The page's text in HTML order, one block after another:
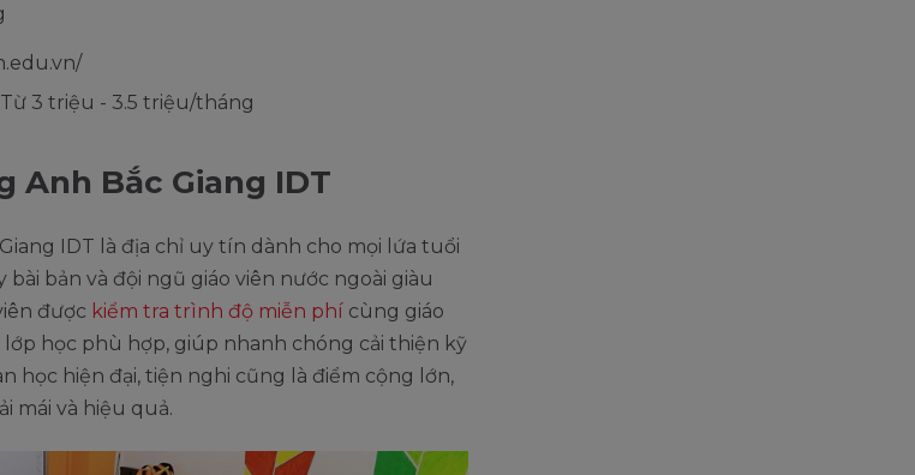
Từ 3 triệu - 3.5 triệu/tháng
Anh Bắc Giang IDT
IDT là địa chỉ uy tín dành cho mọi lứa tuổi
bản và đội ngũ giáo viên nước ngoài giàu
được kiểm tra trình độ miễn phí cùng giáo
học phù hợp, giúp nhanh chóng cải thiện kỹ
học hiện đại, tiện nghi cũng là điểm cộng lớn,
mái và hiệu quả.